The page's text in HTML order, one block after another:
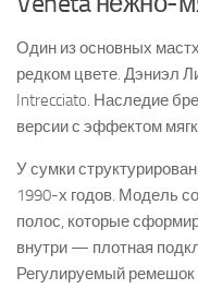
Один из основных
редком цвете. Дэниэл
Intrecciato. Наследие
версии с эффектом
У сумки
1990-х годов. Модель
полос, которые
внутри — плотная
Регулируемый ремешок